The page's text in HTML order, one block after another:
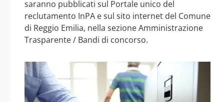
saranno pubblicati sul Portale unico del
reclutamento InPA e sul sito internet del Comune
di Reggio Emilia, nella sezione Amministrazione
Trasparente / Bandi di concorso.